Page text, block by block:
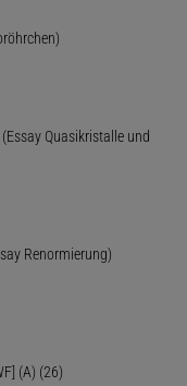
Quasikristalle und
Renormierung)
(A) (26)